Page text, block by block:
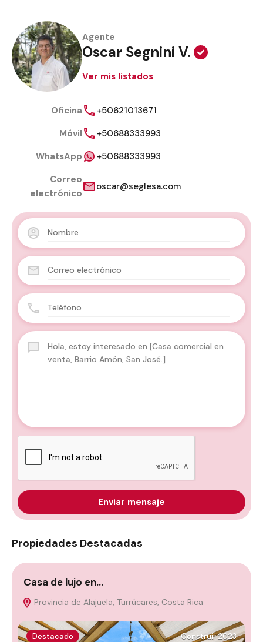
Agente
Oscar Segnini V.
Ver mis listados
Oficina
+50621013671
Móvil
+50688333993
WhatsApp
+50688333993
Correo
electrónico
oscar@seglesa.com
Enviar mensaje
Propiedades Destacadas
Casa de lujo en…
Provincia de Alajuela, Turrúcares, Costa Rica
Destacado Construir 2023